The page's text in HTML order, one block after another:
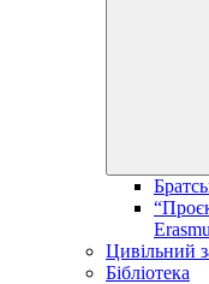
Цивільний
Бібліотека